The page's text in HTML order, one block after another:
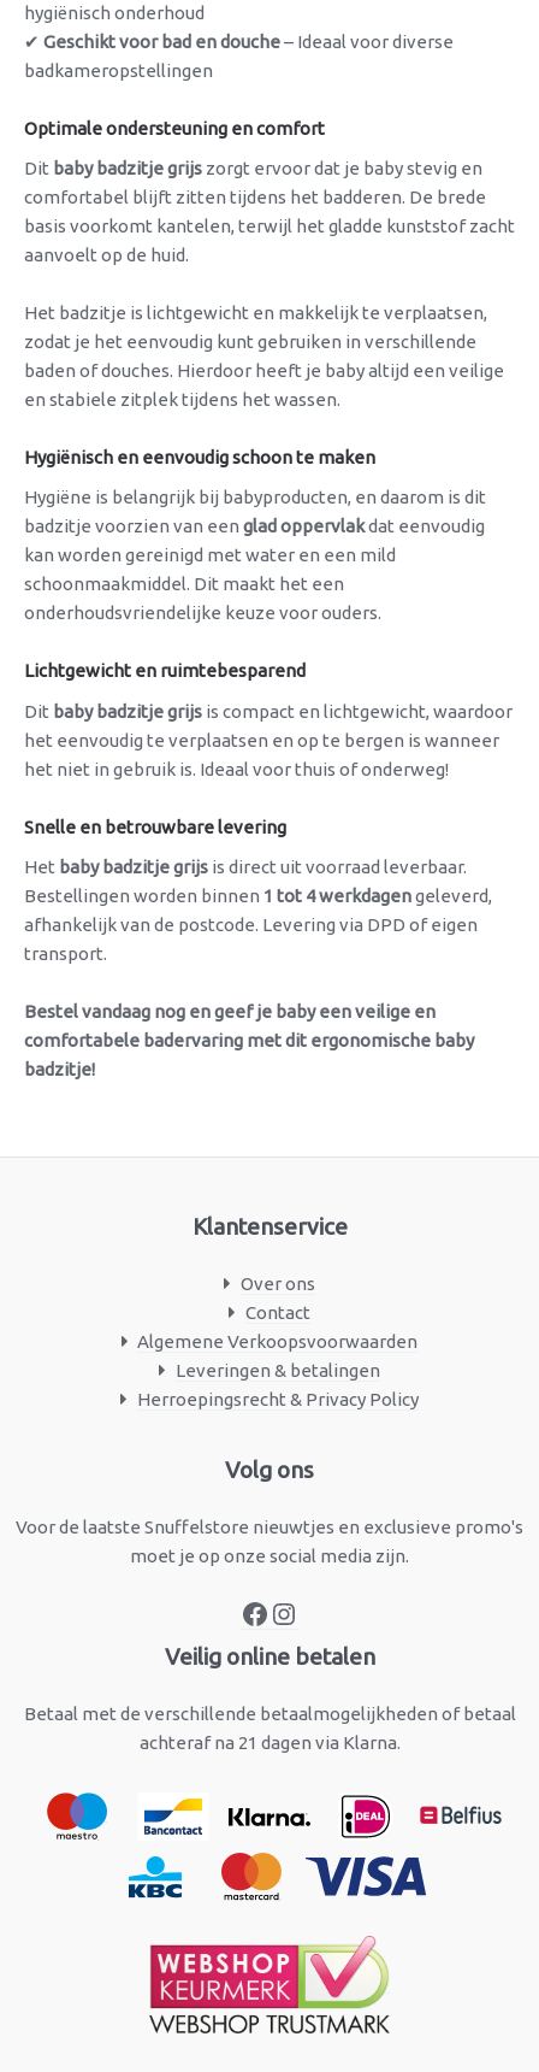
hygiënisch onderhoud
✔ Geschikt voor bad en douche– Ideaal voor diverse
badkameropstellingen
Optimale ondersteuning en comfort
Dit baby badzitje grijs zorgt ervoor dat je baby stevig en
comfortabel blijft zitten tijdens het badderen. De brede
basis voorkomt kantelen, terwijl het gladde kunststof zacht
aanvoelt op de huid.
Het badzitje is lichtgewicht en makkelijk te verplaatsen,
zodat je het eenvoudig kunt gebruiken in verschillende
baden of douches. Hierdoor heeft je baby altijd een veilige
en stabiele zitplek tijdens het wassen.
Hygiënisch en eenvoudig schoon te maken
Hygiëne is belangrijk bij babyproducten, en daarom is dit
badzitje voorzien van een glad oppervlakdat eenvoudig
kan worden gereinigd met water en een mild
schoonmaakmiddel. Dit maakt het een
onderhoudsvriendelijke keuze voor ouders.
Lichtgewicht en ruimtebesparend
Dit baby badzitje grijs is compact en lichtgewicht, waardoor
het eenvoudig te verplaatsen en op te bergen is wanneer
het niet in gebruik is. Ideaal voor thuis of onderweg!
Snelle en betrouwbare levering
Het baby badzitje grijs is direct uit voorraad leverbaar.
Bestellingen worden binnen 1 tot 4 werkdagengeleverd,
afhankelijk van de postcode. Levering via DPD of eigen
transport.
Bestel vandaag nog en geef je baby een veilige en
comfortabele badervaring met dit ergonomische baby
badzitje!
Klantenservice
Over ons
Contact
Algemene Verkoopsvoorwaarden
Leveringen & betalingen
Herroepingsrecht & Privacy Policy
Volg ons
Voor de laatste Snuffelstore nieuwtjes en exclusieve promo's
moet je op onze social media zijn.
Facebook
Veilig online betalen
Betaal met de verschillende betaalmogelijkheden of betaal
achteraf na 21 dagen via Klarna.